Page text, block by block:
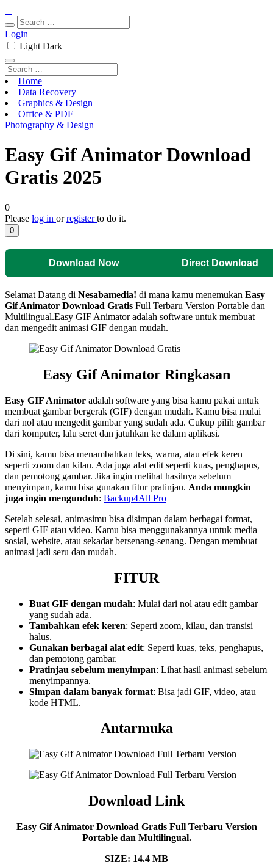
Login
Light Dark
Home
Data Recovery
Graphics & Design
Office & PDF
Photography & Design
Easy Gif Animator Download
Gratis 2025
0
Please log in orregisterto do it.
0
Download Now Direct Download
Selamat Datang di Nesabamedia! di mana kamu menemukan Easy
Gif Animator Download Gratis Full Terbaru Version Portable dan
Multilingual.Easy GIF Animator adalah software untuk membuat
dan mengedit animasi GIF dengan mudah.
Easy Gif Animator Ringkasan
Easy GIF Animator adalah software yang bisa kamu pakai untuk
membuat gambar bergerak (GIF) dengan mudah. Kamu bisa mulai
dari nol atau mengedit gambar yang sudah ada. Cukup pilih gambar
dari komputer, lalu seret dan jatuhkan ke dalam aplikasi.
Di sini, kamu bisa menambahkan teks, warna, atau efek keren
seperti zoom dan kilau. Ada juga alat edit seperti kuas, penghapus,
dan pemotong gambar. Jika ingin melihat hasilnya sebelum
menyimpan, kamu bisa gunakan fitur pratinjau. Anda mungkin
juga ingin mengunduh: Backup4All Pro
Setelah selesai, animasimu bisa disimpan dalam berbagai format,
seperti GIF atau video. Kamu bisa menggunakannya untuk media
sosial, website, atau sekadar bersenang-senang. Dengan membuat
animasi jadi seru dan mudah.
FITUR
Buat GIF dengan mudah: Mulai dari nol atau edit gambar
yang sudah ada.
Tambahkan efek keren: Seperti zoom, kilau, dan transisi
halus.
Gunakan berbagai alat edit: Seperti kuas, teks, penghapus,
dan pemotong gambar.
Pratinjau sebelum menyimpan: Lihat hasil animasi sebelum
menyimpannya.
Simpan dalam banyak format: Bisa jadi GIF, video, atau
kode HTML.
Antarmuka
Download Link
Easy Gif Animator Download Gratis Full Terbaru Version
Portable dan Multilingual.
SIZE: 14.4 MB